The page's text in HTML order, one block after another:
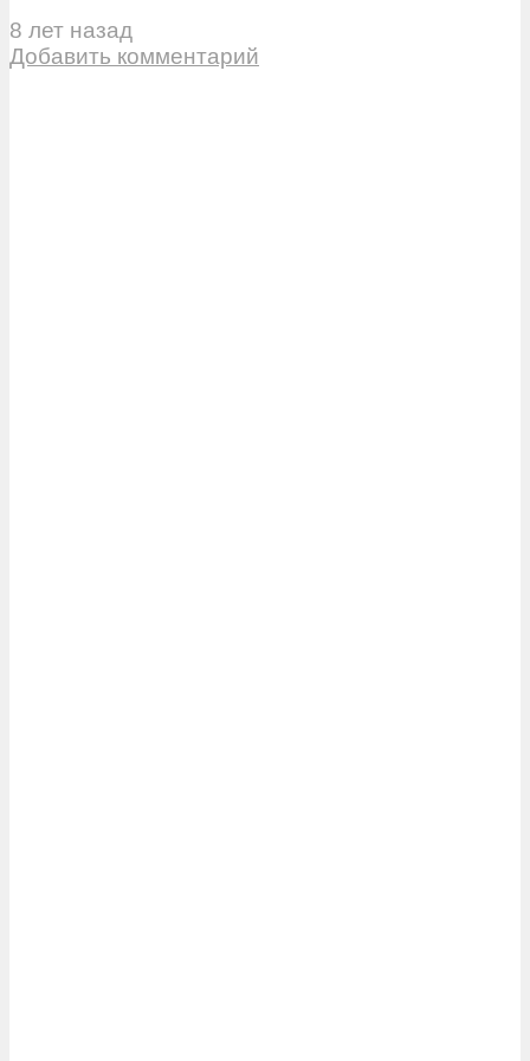
8 лет назад
Добавить комментарий